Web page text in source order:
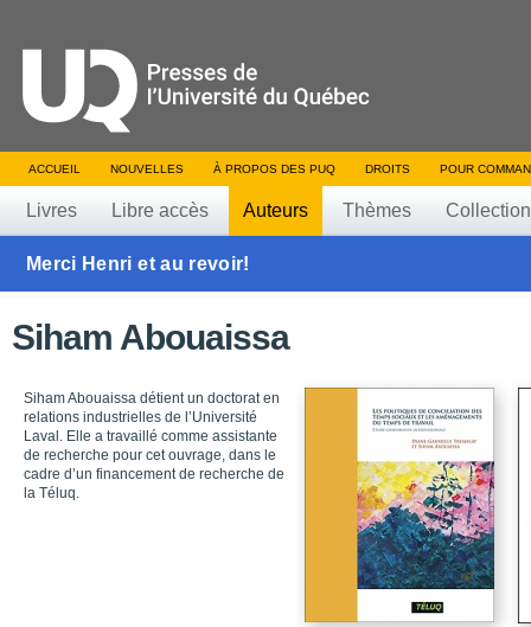
ACCUEIL NOUVELLES À PROPOS DES PUQ DROITS POUR
Livres Libre accès Auteurs Thèmes
Merci Henri et au revoir!
Siham Abouaissa
Siham Abouaissa détient un doctorat en
relations industrielles de l’Université
Laval. Elle a travaillé comme assistante
de recherche pour cet ouvrage, dans le
cadre d’un financement de recherche de
la Téluq.